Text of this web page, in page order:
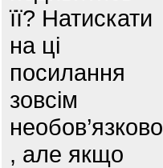
її? Натискати
на ці
посилання
зовсім
необов’язково
, але якщо